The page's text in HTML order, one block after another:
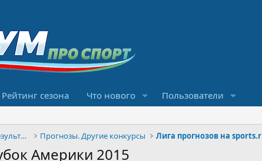
Рейтинг сезона Что нового Пользователи
Конкурсы прогнозов и обсуждение результатов Прогнозы. Другие конкурсы Лига прогнозов на
Америки 2015